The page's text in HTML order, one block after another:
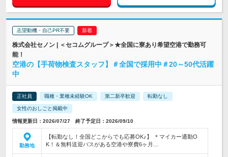
志望動機・自己PR不要
株式会社セノン | ＜セコムグループ＞★全国に寮あり希望空港で勤務可
能！
空港の【手荷物検査スタッフ】＃全国で採用中＃20～50代活躍
中
正社員 職種・業種未経験OK 第二新卒歓迎 転勤なし
女性のおしごと掲載中
情報更新日：2026/07/27 終了予定日：2026/09/10
勤務地
【転勤なし！全国どこからでも応募OK♪】 ＊マイカー通勤O
K！＆無料送迎バスがある空港や寮費6ヶ月…